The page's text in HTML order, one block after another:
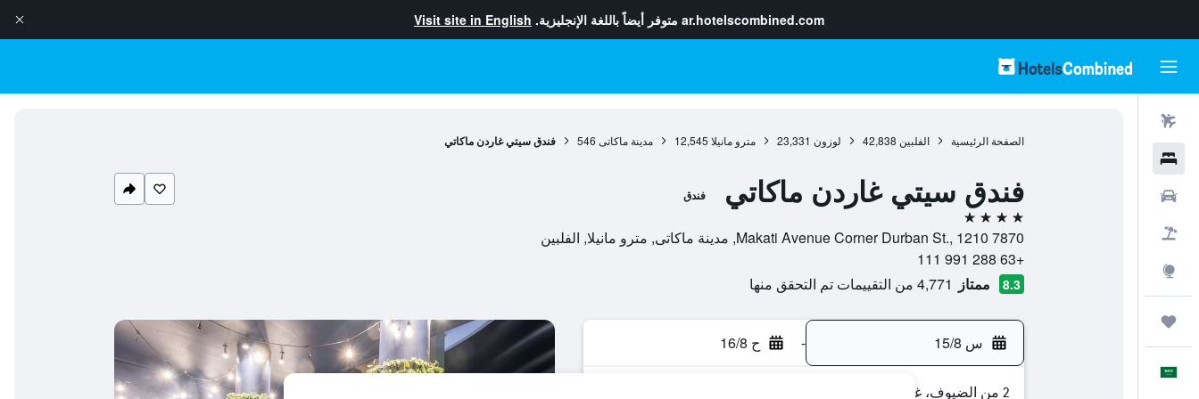
ar.hotelscombined.com متوفر أيضاً باللغة الإنجليزية. Visit site in English
الصفحة الرئيسية الفلبين 42,838 لوزون 23,331 مترو مانيلا 12,545 مدينة ماكاتى 546 فندق سيتي غاردن ماكاتي
فندق سيتي غاردن ماكاتي فندق
4 نجوم
7870 Makati Avenue Corner Durban St., 1210, مدينة ماكاتى, مترو مانيلا, الفلبين
+63 288 991 111
8.3 ممتاز 4,771 من التقييمات تم التحقق منها
س 15/8 - ح 16/8
2 من الضيوف، غرفة واحدة